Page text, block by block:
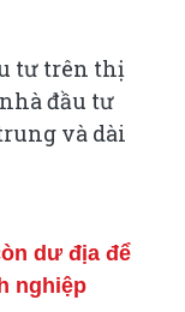
tư trên thị
đầu tư
và dài
dư địa để
nghiệp